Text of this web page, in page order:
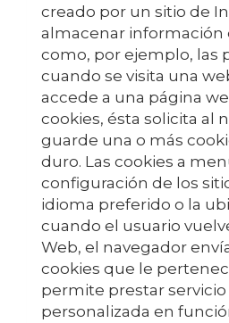
creado por un sitio de
almacenar información
como, por ejemplo, las
cuando se visita una
accede a una página
cookies, ésta solicita al
guarde una o más
duro. Las cookies a
configuración de los
idioma preferido o la
cuando el usuario
Web, el navegador
cookies que le
permite prestar
personalizada en